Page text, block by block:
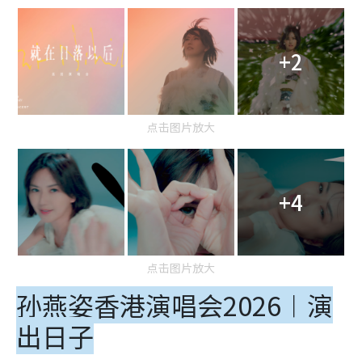
+2
点击图片放大
+4
点击图片放大
孙燕姿香港演唱会2026︱演
出日子